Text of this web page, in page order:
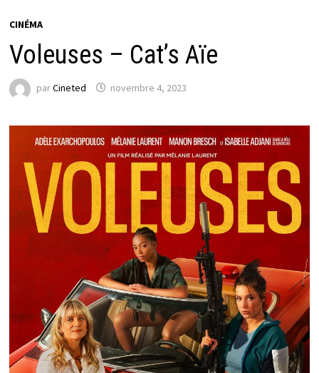
CINÉMA
Voleuses – Cat’s Aïe
parCineted novembre 4, 2023